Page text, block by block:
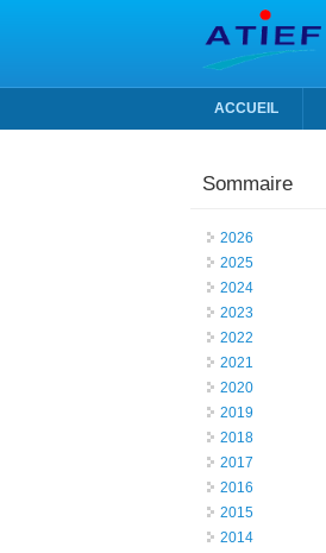
ACCUEIL
Sommaire
2026
2025
2024
2023
2022
2021
2020
2019
2018
2017
2016
2015
2014